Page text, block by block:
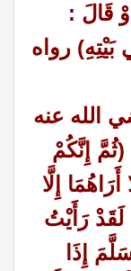
قَالَ :
بَيْتِهِ) رواه
عنه
إِنَّكُمْ
إِلَّا
لَقَدْ رَأَيْتُ
إِذَا